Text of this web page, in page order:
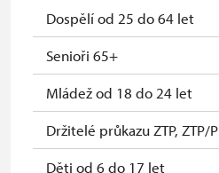
Dospělí od 25 do 64 let
Senioři 65+
Mládež od 18 do 24 let
Držitelé průkazu ZTP, ZTP/P
Děti od 6 do 17 let